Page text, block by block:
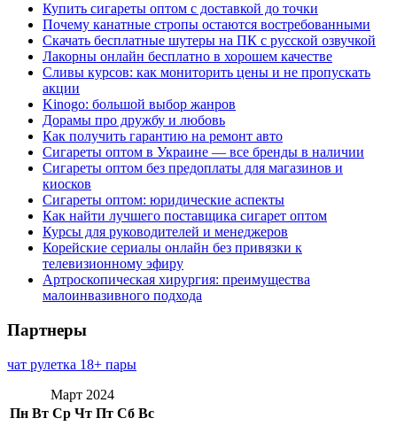
Купить сигареты оптом с доставкой до точки
Почему канатные стропы остаются востребованными
Скачать бесплатные шутеры на ПК с русской озвучкой
Лакорны онлайн бесплатно в хорошем качестве
Сливы курсов: как мониторить цены и не пропускать
акции
Kinogo: большой выбор жанров
Дорамы про дружбу и любовь
Как получить гарантию на ремонт авто
Сигареты оптом в Украине — все бренды в наличии
Сигареты оптом без предоплаты для магазинов и
киосков
Сигареты оптом: юридические аспекты
Как найти лучшего поставщика сигарет оптом
Курсы для руководителей и менеджеров
Корейские сериалы онлайн без привязки к
телевизионному эфиру
Артроскопическая хирургия: преимущества
малоинвазивного подхода
Партнеры
чат рулетка 18+ пары
Март 2024
Пн Вт Ср Чт Пт Сб Вс